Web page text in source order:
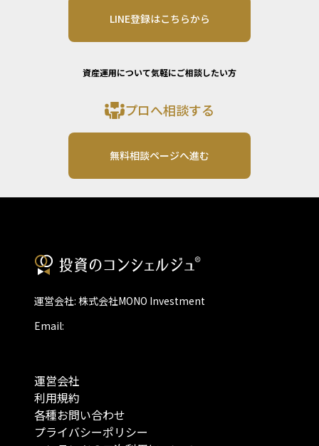
LINE登録はこちらから
資産運用について気軽にご相談したい方
プロへ相談する
無料相談ページへ進む
運営会社: 株式会社MONO Investment
Email:
運営会社
利用規約
各種お問い合わせ
プライバシーポリシー